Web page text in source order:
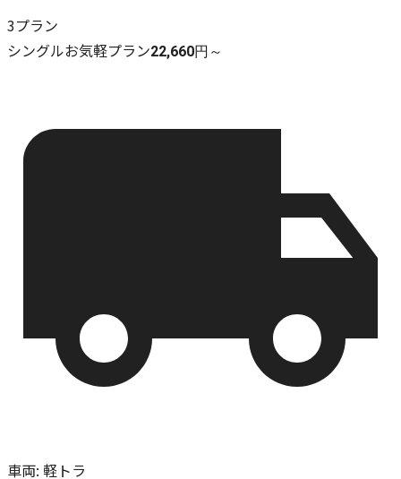
3プラン
シングルお気軽プラン22,660円～
車両: 軽トラ